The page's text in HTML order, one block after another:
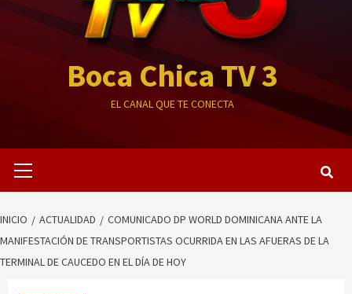
Boca Chica TV 3
EL CANAL QUE TE CONECTA
primario
INICIO ACTUALIDAD
COMUNICADO DP WORLD DOMINICANA ANTE LA
MANIFESTACIÓN DE TRANSPORTISTAS OCURRIDA EN LAS AFUERAS DE LA
TERMINAL DE CAUCEDO EN EL DÍA DE HOY